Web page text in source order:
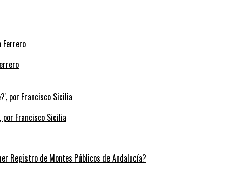
por Francisco Sicilia
Registro de Montes Públicos de Andalucía?